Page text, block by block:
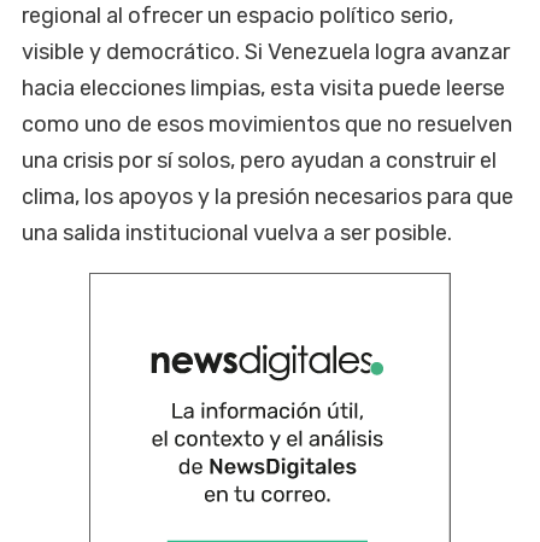
regional al ofrecer un espacio político serio,
visible y democrático. Si Venezuela logra avanzar
hacia elecciones limpias, esta visita puede leerse
como uno de esos movimientos que no resuelven
una crisis por sí solos, pero ayudan a construir el
clima, los apoyos y la presión necesarios para que
una salida institucional vuelva a ser posible.